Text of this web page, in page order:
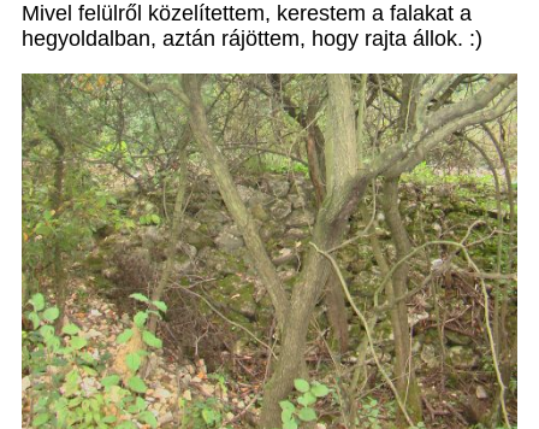
Mivel felülről közelítettem, kerestem a falakat a
hegyoldalban, aztán rájöttem, hogy rajta állok. :)